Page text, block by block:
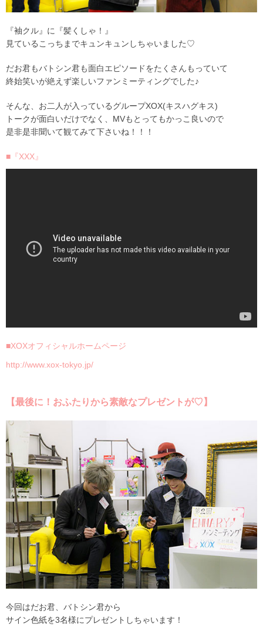
『袖クル』に『髪くしゃ！』
見ているこっちまでキュンキュンしちゃいました♡
だお君もバトシン君も面白エピソードをたくさんもっていて
終始笑いが絶えず楽しいファンミーティングでした♪
そんな、お二人が入っているグループXOX(キスハグキス)
トークが面白いだけでなく、MVもとってもかっこ良いので
是非是非聞いて観てみて下さいね！！！
■『XXX』
■XOXオフィシャルホームページ
http://www.xox-tokyo.jp/
【最後に！おふたりから素敵なプレゼントが♡】
今回はだお君、バトシン君から
サイン色紙を3名様にプレゼントしちゃいます！